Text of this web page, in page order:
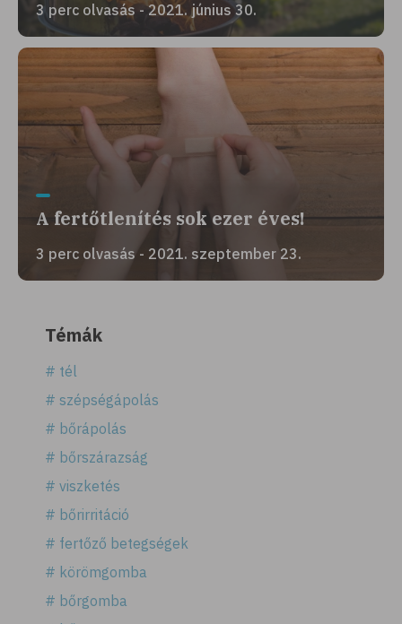
3 perc olvasás - 2021. június 30.
A fertőtlenítés sok ezer éves!
3 perc olvasás - 2021. szeptember 23.
Témák
# tél
# szépségápolás
# bőrápolás
# bőrszárazság
# viszketés
# bőrirritáció
# fertőző betegségek
# körömgomba
# bőrgomba